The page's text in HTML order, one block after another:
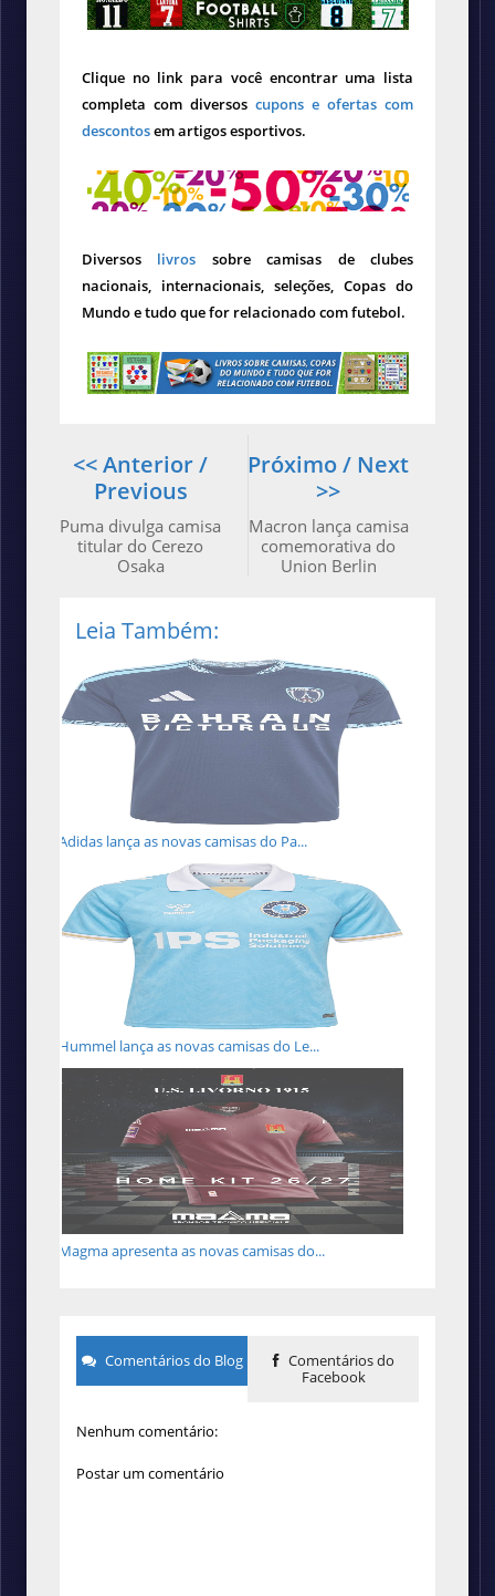
Clique no link para você encontrar uma lista
completa com diversos cupons e ofertas com
descontosem artigos esportivos.
Diversos livros sobre camisas de clubes
nacionais, internacionais, seleções, Copas do
Mundo e tudo que for relacionado com futebol.
Próximo / Next
>>
Macron lança camisa
comemorativa do
Union Berlin
<< Anterior /
Previous
Puma divulga camisa
titular do Cerezo
Osaka
Leia Também:
Adidas lança as novas camisas do Pa...
Hummel lança as novas camisas do Le...
Magma apresenta as novas camisas do...
Comentários do Blog
Comentários do
Facebook
Nenhum comentário:
Postar um comentário